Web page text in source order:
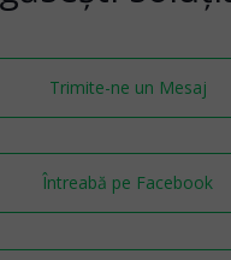
Întreabă pe Facebook
Trimite-ne un Mesaj